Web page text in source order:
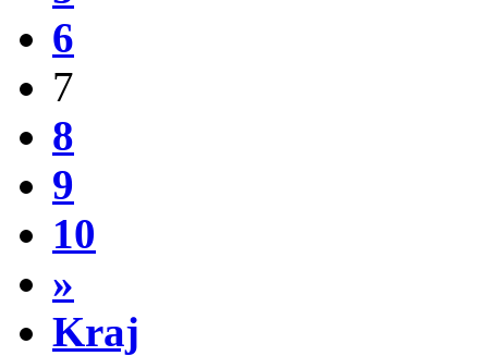
6
7
8
9
10
»
Kraj